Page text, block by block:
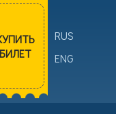
RUS
ENG
БИЛЕТ